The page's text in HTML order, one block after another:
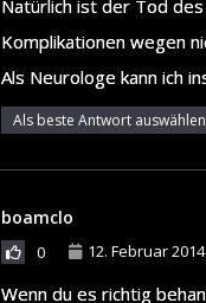
Natürlich ist der Tod
Komplikationen wegen
Als Neurologe kann ich
Als beste Antwort auswählen
boamclo
0 12. Februar
Wenn du es richtig